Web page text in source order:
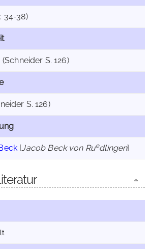
34-38)
(Schneider S. 126)
S. 126)
[Jacob Beck von Ruedlingen]